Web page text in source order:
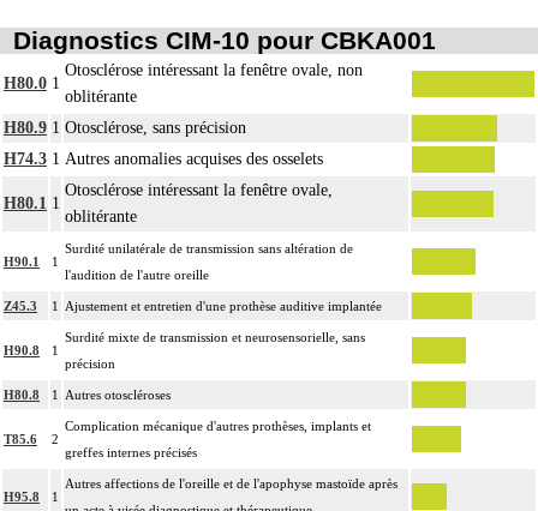
Diagnostics CIM-10 pour CBKA001
H80.0 1
Otosclérose intéressant la fenêtre ovale, non
oblitérante
H80.9 1 Otosclérose, sans précision
H74.3 1 Autres anomalies acquises des osselets
H80.1 1
Otosclérose intéressant la fenêtre ovale,
oblitérante
H90.1 1
Surdité unilatérale de transmission sans altération de
l'audition de l'autre oreille
Z45.3 1 Ajustement et entretien d'une prothèse auditive implantée
H90.8 1
Surdité mixte de transmission et neurosensorielle, sans
précision
H80.8 1 Autres otoscléroses
T85.6 2
Complication mécanique d'autres prothèses, implants et
greffes internes précisés
H95.8 1
Autres affections de l'oreille et de l'apophyse mastoïde après